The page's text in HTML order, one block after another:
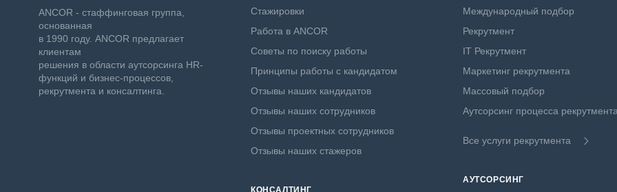
ANCOR - стаффинговая группа,
основанная
в 1990 году. ANCOR предлагает
клиентам
решения в области аутсорсинга HR-
функций и бизнес-процессов,
рекрутмента и консалтинга.
Стажировки
Работа в ANCOR
Советы по поиску работы
Принципы работы с кандидатом
Отзывы наших кандидатов
Отзывы наших сотрудников
Отзывы проектных сотрудников
Отзывы наших стажеров
КОНСАЛТИНГ
Международный подбор
Рекрутмент
IT Рекрутмент
Маркетинг рекрутмента
Массовый подбор
Аутсорсинг процесса
Все услуги рекрутмента
АУТСОРСИНГ